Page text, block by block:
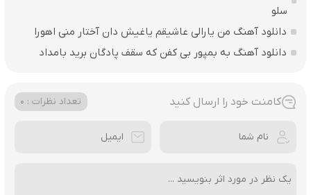
سلو
دانلود آهنگ من یارالی عاشیقم یاغیش دان آختار منی اهورا
دانلود آهنگ به بمپور بی کفن که سقف پادگان برید بامداد
کامنت خود را ارسال کنید تعداد نظرات : 0